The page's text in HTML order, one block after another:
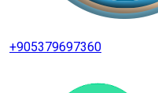
+905379697360